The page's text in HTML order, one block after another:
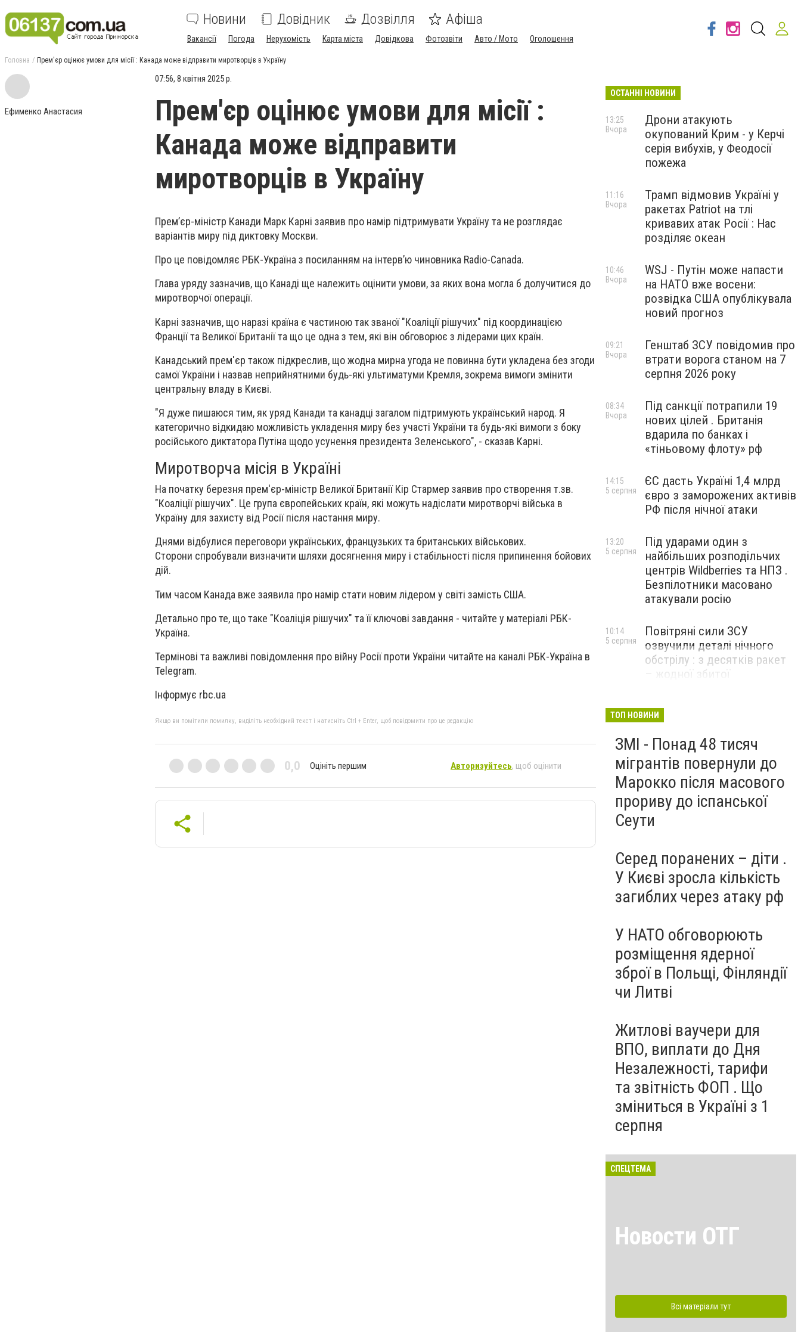
Новини Довідник Дозвілля Афіша
Вакансії Погода Нерухомість Карта міста Довідкова Фотозвіти Авто / Мото Оголошення
Головна Прем'єр оцінює умови для місії : Канада може відправити миротворців в Україну
Ефименко Анастасия
07:56, 8 квітня 2025 р.
Прем'єр оцінює умови для місії :
Канада може відправити
миротворців в Україну
Прем’єр-міністр Канади Марк Карні заявив про намір підтримувати Україну та не розглядає
варіантів миру під диктовку Москви.
Про це повідомляє РБК-Україна з посиланням на інтерв’ю чиновника Radio-Canada.
Глава уряду зазначив, що Канаді ще належить оцінити умови, за яких вона могла б долучитися до
миротворчої операції.
Карні зазначив, що наразі країна є частиною так званої "Коаліції рішучих" під координацією
Франції та Великої Британії та що це одна з тем, які він обговорює з лідерами цих країн.
Канадський прем'єр також підкреслив, що жодна мирна угода не повинна бути укладена без згоди
самої України і назвав неприйнятними будь-які ультиматуми Кремля, зокрема вимоги змінити
центральну владу в Києві.
"Я дуже пишаюся тим, як уряд Канади та канадці загалом підтримують український народ. Я
категорично відкидаю можливість укладення миру без участі України та будь-які вимоги з боку
російського диктатора Путіна щодо усунення президента Зеленського", - сказав Карні.
Миротворча місія в Україні
На початку березня прем'єр-міністр Великої Британії Кір Стармер заявив про створення т.зв.
"Коаліції рішучих". Це група європейських країн, які можуть надіслати миротворчі війська в
Україну для захисту від Росії після настання миру.
Днями відбулися переговори українських, французьких та британських військових.
Сторони спробували визначити шляхи досягнення миру і стабільності після припинення бойових
дій.
Тим часом Канада вже заявила про намір стати новим лідером у світі замість США.
Детально про те, що таке "Коаліція рішучих" та її ключові завдання - читайте у матеріалі РБК-
Україна.
Термінові та важливі повідомлення про війну Росії проти України читайте на каналі РБК-Україна в
Telegram.
Інформує rbc.ua
Якщо ви помітили помилку, виділіть необхідний текст і натисніть Ctrl + Enter, щоб повідомити про це редакцію
0,0 Оцініть першим Авторизуйтесь, щоб оцінити
ОСТАННІ НОВИНИ
Дрони атакують
окупований Крим - у Керчі
серія вибухів, у Феодосії
пожежа
13:25
Вчора
Трамп відмовив Україні у
ракетах Patriot на тлі
кривавих атак Росії : Нас
розділяє океан
11:16
Вчора
WSJ - Путін може напасти
на НАТО вже восени:
розвідка США опублікувала
новий прогноз
10:46
Вчора
Генштаб ЗСУ повідомив про
втрати ворога станом на 7
серпня 2026 року
09:21
Вчора
Під санкції потрапили 19
нових цілей . Британія
вдарила по банках і
«тіньовому флоту» рф
08:34
Вчора
ЄС дасть Україні 1,4 млрд
євро з заморожених активів
РФ після нічної атаки
14:15
5 серпня
Під ударами один з
найбільших розподільчих
центрів Wildberries та НПЗ .
Безпілотники масовано
атакували росію
13:20
5 серпня
Повітряні сили ЗСУ
озвучили деталі нічного
обстрілу : з десятків ракет
– жодної збитої
10:14
5 серпня
ТОП НОВИНИ
ЗМІ - Понад 48 тисяч
мігрантів повернули до
Марокко після масового
прориву до іспанської
Сеути
Серед поранених – діти .
У Києві зросла кількість
загиблих через атаку рф
У НАТО обговорюють
розміщення ядерної
зброї в Польщі, Фінляндії
чи Литві
Житлові ваучери для
ВПО, виплати до Дня
Незалежності, тарифи
та звітність ФОП . Що
зміниться в Україні з 1
серпня
СПЕЦТЕМА
Новости ОТГ
Всі матеріали тут